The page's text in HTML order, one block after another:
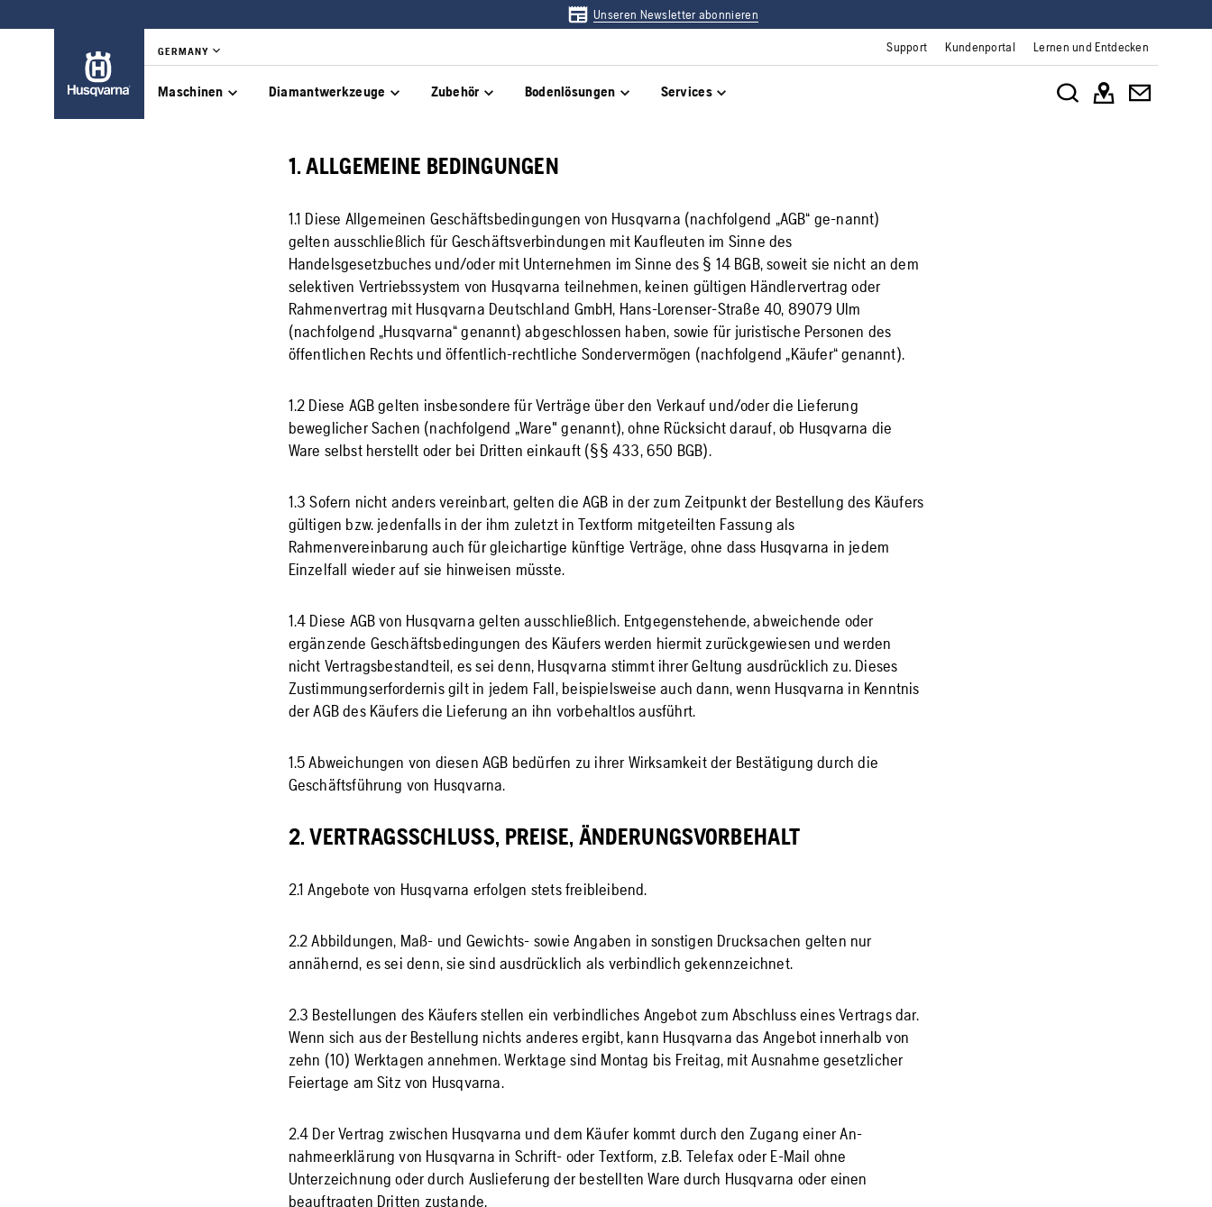
Unseren Newsletter abonnieren
GERMANY Support Kundenportal Lernen und Entdecken
Maschinen Diamantwerkzeuge Zubehör Bodenlösungen Services
1. ALLGEMEINE BEDINGUNGEN
1.1 Diese Allgemeinen Geschäftsbedingungen von Husqvarna (nachfolgend „AGB“ ge-nannt)
gelten ausschließlich für Geschäftsverbindungen mit Kaufleuten im Sinne des
Handelsgesetzbuches und/oder mit Unternehmen im Sinne des § 14 BGB, soweit sie nicht an dem
selektiven Vertriebssystem von Husqvarna teilnehmen, keinen gültigen Händlervertrag oder
Rahmenvertrag mit Husqvarna Deutschland GmbH, Hans-Lorenser-Straße 40, 89079 Ulm
(nachfolgend „Husqvarna“ genannt) abgeschlossen haben, sowie für juristische Personen des
öffentlichen Rechts und öffentlich-rechtliche Sondervermögen (nachfolgend „Käufer“ genannt).
1.2 Diese AGB gelten insbesondere für Verträge über den Verkauf und/oder die Lieferung
beweglicher Sachen (nachfolgend „Ware" genannt), ohne Rücksicht darauf, ob Husqvarna die
Ware selbst herstellt oder bei Dritten einkauft (§§ 433, 650 BGB).
1.3 Sofern nicht anders vereinbart, gelten die AGB in der zum Zeitpunkt der Bestellung des Käufers
gültigen bzw. jedenfalls in der ihm zuletzt in Textform mitgeteilten Fassung als
Rahmenvereinbarung auch für gleichartige künftige Verträge, ohne dass Husqvarna in jedem
Einzelfall wieder auf sie hinweisen müsste.
1.4 Diese AGB von Husqvarna gelten ausschließlich. Entgegenstehende, abweichende oder
ergänzende Geschäftsbedingungen des Käufers werden hiermit zurückgewiesen und werden
nicht Vertragsbestandteil, es sei denn, Husqvarna stimmt ihrer Geltung ausdrücklich zu. Dieses
Zustimmungserfordernis gilt in jedem Fall, beispielsweise auch dann, wenn Husqvarna in Kenntnis
der AGB des Käufers die Lieferung an ihn vorbehaltlos ausführt.
1.5 Abweichungen von diesen AGB bedürfen zu ihrer Wirksamkeit der Bestätigung durch die
Geschäftsführung von Husqvarna.
2. VERTRAGSSCHLUSS, PREISE, ÄNDERUNGSVORBEHALT
2.1 Angebote von Husqvarna erfolgen stets freibleibend.
2.2 Abbildungen, Maß- und Gewichts- sowie Angaben in sonstigen Drucksachen gelten nur
annähernd, es sei denn, sie sind ausdrücklich als verbindlich gekennzeichnet.
2.3 Bestellungen des Käufers stellen ein verbindliches Angebot zum Abschluss eines Vertrags dar.
Wenn sich aus der Bestellung nichts anderes ergibt, kann Husqvarna das Angebot innerhalb von
zehn (10) Werktagen annehmen. Werktage sind Montag bis Freitag, mit Ausnahme gesetzlicher
Feiertage am Sitz von Husqvarna.
2.4 Der Vertrag zwischen Husqvarna und dem Käufer kommt durch den Zugang einer An-
nahmeerklärung von Husqvarna in Schrift- oder Textform, z.B. Telefax oder E-Mail ohne
Unterzeichnung oder durch Auslieferung der bestellten Ware durch Husqvarna oder einen
beauftragten Dritten zustande.